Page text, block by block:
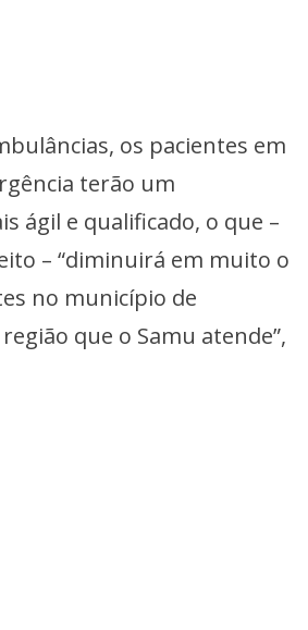
os pacientes em
terão um
ágil e qualificado, o que –
– “diminuirá em muito o
no município de
que o Samu atende”,